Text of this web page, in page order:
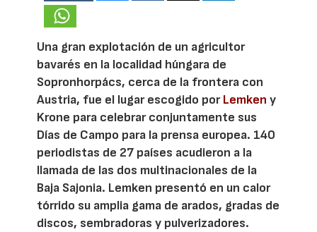
Una gran explotación de un agricultor
bavarés en la localidad húngara de
Sopronhorpács, cerca de la frontera con
Austria, fue el lugar escogido porLemken y
Krone para celebrar conjuntamente sus
Días de Campo para la prensa europea. 140
periodistas de 27 países acudieron a la
llamada de las dos multinacionales de la
Baja Sajonia. Lemken presentó en un calor
tórrido su amplia gama de arados, gradas de
discos, sembradoras y pulverizadores.